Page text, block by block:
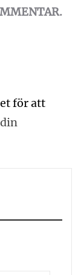
för att